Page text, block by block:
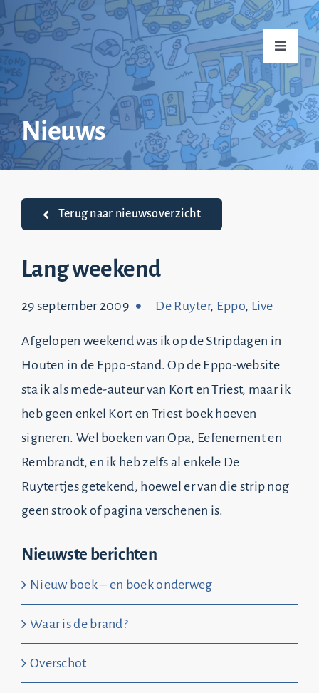
naar
inhoud
Toggle
Home
Over mij
Praktijkvoorbeelden
Nieuws
Top 20
Nieuws
Terug naar nieuwsoverzicht
Lang weekend
29 september 2009 De Ruyter, Eppo, Live
Afgelopen weekend was ik op de Stripdagen in
Houten in de Eppo-stand. Op de Eppo-website
sta ik als mede-auteur van Kort en Triest, maar ik
heb geen enkel Kort en Triest boek hoeven
signeren. Wel boeken van Opa, Eefenement en
Rembrandt, en ik heb zelfs al enkele De
Ruytertjes getekend, hoewel er van die strip nog
geen strook of pagina verschenen is.
Nieuwste berichten
Nieuw boek – en boek onderweg
Waar is de brand?
Overschot